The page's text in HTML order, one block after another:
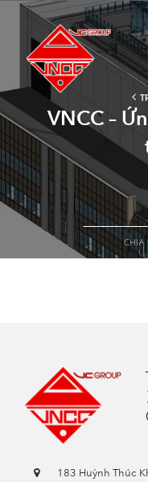
VNCC –
CHIA
183 Huỳnh Thúc